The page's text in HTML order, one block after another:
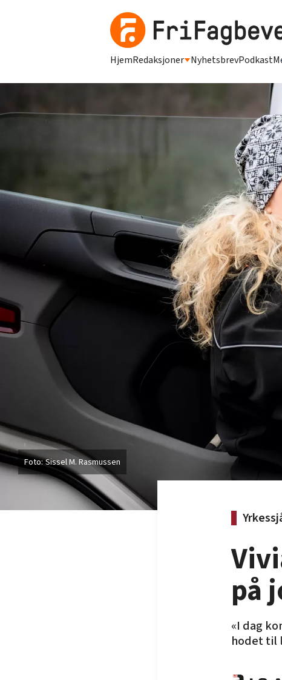
HjemRedaksjoner NyhetsbrevPodkast
Sissel M. Rasmussen
på
«I dag
hodet til